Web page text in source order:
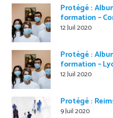
Protégé :
formation –
12 Juil 2020
Protégé :
formation –
12 Juil 2020
Protégé :
9 Juil 2020